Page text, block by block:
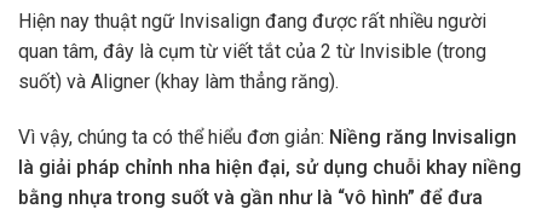
Hiện nay thuật ngữ Invisalign đang được rất nhiều người
quan tâm, đây là cụm từ viết tắt của 2 từ Invisible (trong
suốt) và Aligner (khay làm thẳng răng).
Vì vậy, chúng ta có thể hiểu đơn giản: Niềng răng Invisalign
là giải pháp chỉnh nha hiện đại, sử dụng chuỗi khay niềng
bằng nhựa trong suốt và gần như là “vô hình” để đưa